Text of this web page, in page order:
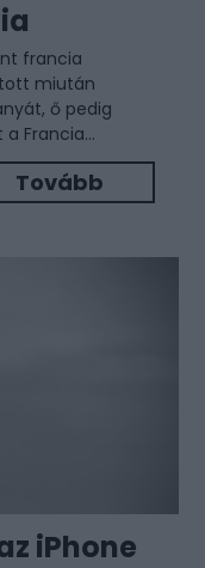
francia
miután
ő pedig
Francia...
Tovább
iPhone